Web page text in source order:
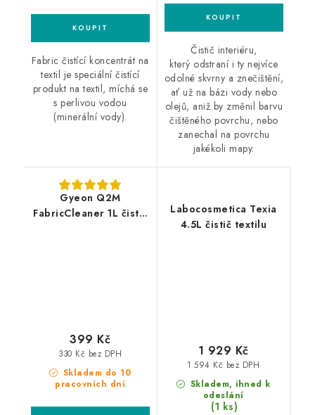
Fabric čistící koncentrát na
textil je speciální čistící
produkt na textil, míchá se
s perlivou vodou
(minerální vody).
Čistič interiéru,
který odstraní i ty nejvíce
odolné skvrny a znečištění,
ať už na bázi vody nebo
olejů, aniž by změnil barvu
čištěného povrchu, nebo
zanechal na povrchu
jakékoli mapy.
Gyeon Q2M
FabricCleaner 1L čistič
Skladem do 10
pracovních dní
330 Kč bez DPH
399 Kč
Labocosmetica Texia
4.5L čistič textilu
Skladem, ihned k
odeslání
(1 ks)
1 594 Kč bez DPH
1 929 Kč